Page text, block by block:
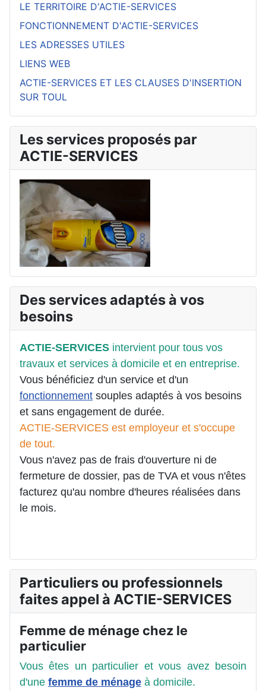
LE TERRITOIRE D'ACTIE-SERVICES
FONCTIONNEMENT D'ACTIE-SERVICES
LES ADRESSES UTILES
LIENS WEB
ACTIE-SERVICES ET LES CLAUSES D'INSERTION
SUR TOUL
Les services proposés par
ACTIE-SERVICES
Des services adaptés à vos
besoins
ACTIE-SERVICES intervient pour tous vos
travaux et services à domicile et en entreprise.
Vous bénéficiez d'un service et d'un
fonctionnement souples adaptés à vos besoins
et sans engagement de durée.
ACTIE-SERVICES est employeur et s'occupe
de tout.
Vous n'avez pas de frais d'ouverture ni de
fermeture de dossier, pas de TVA et vous n'êtes
facturez qu'au nombre d'heures réalisées dans
le mois.
Particuliers ou professionnels
faites appel à ACTIE-SERVICES
Femme de ménage chez le
particulier
Vous êtes un particulier et vous avez besoin
d'une femme de ménage à domicile.